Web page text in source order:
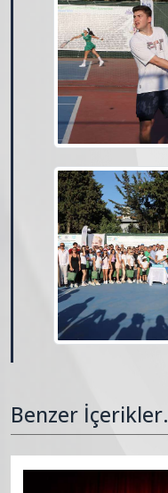
Benzer İçerikler.